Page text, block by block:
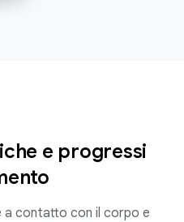
e progressi
contatto con il corpo e